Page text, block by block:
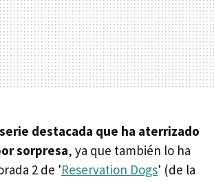
destacada que ha aterrizado
sorpresa, ya que también lo ha
2 de 'Reservation Dogs' (de la